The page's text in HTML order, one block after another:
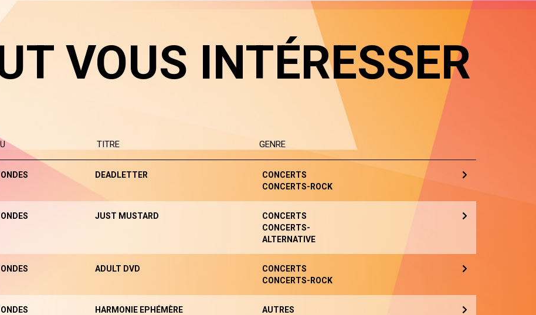
VOUS INTÉRESSER
TITRE GENRE
DEADLETTER
CONCERTS
CONCERTS-ROCK
JUST MUSTARD
CONCERTS
CONCERTS-
ALTERNATIVE
ADULT DVD
CONCERTS
CONCERTS-ROCK
HARMONIE EPHÉMÈRE
AUTRES